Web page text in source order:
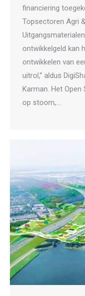
financiering
Topsectoren Agri
ontwikkelgeld kan
ontwikkelen van
uitrol,” aldus
Karman. Het
op stoom,…